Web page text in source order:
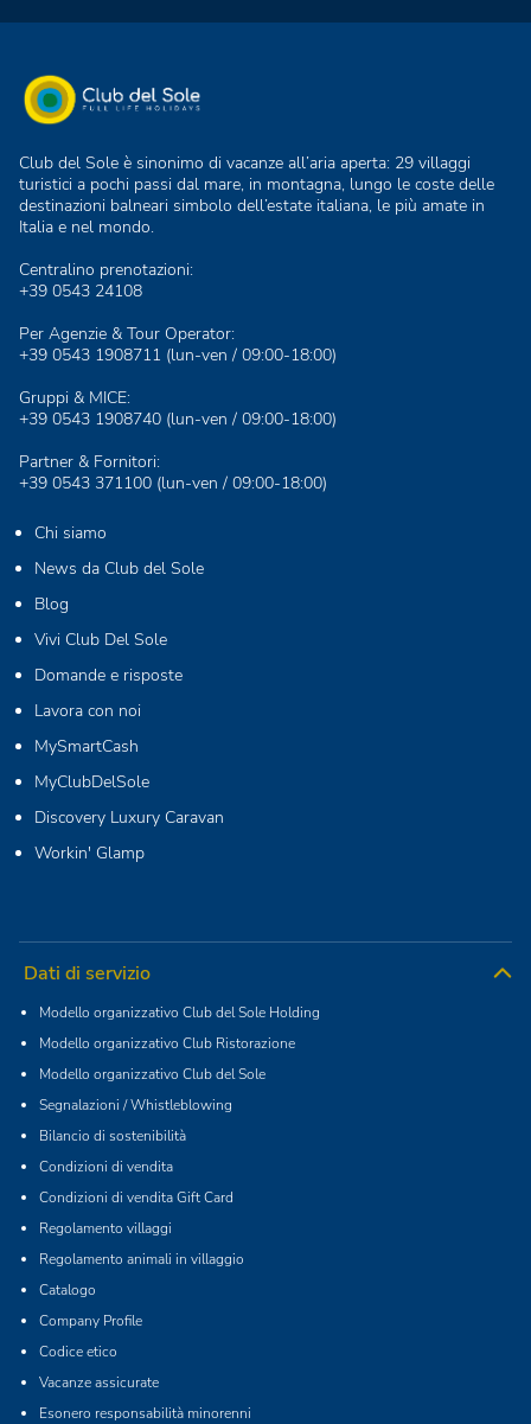
Club del Sole è sinonimo di vacanze all’aria aperta: 29 villaggi
turistici a pochi passi dal mare, in montagna, lungo le coste delle
destinazioni balneari simbolo dell’estate italiana, le più amate in
Italia e nel mondo.
Centralino prenotazioni:
+39 0543 24108
Per Agenzie & Tour Operator:
+39 0543 1908711 (lun-ven / 09:00-18:00)
Gruppi & MICE:
+39 0543 1908740 (lun-ven / 09:00-18:00)
Partner & Fornitori:
+39 0543 371100 (lun-ven / 09:00-18:00)
Chi siamo
News da Club del Sole
Blog
Vivi Club Del Sole
Domande e risposte
Lavora con noi
MySmartCash
MyClubDelSole
Discovery Luxury Caravan
Workin' Glamp
Dati di servizio
Modello organizzativo Club del Sole Holding
Modello organizzativo Club Ristorazione
Modello organizzativo Club del Sole
Segnalazioni / Whistleblowing
Bilancio di sostenibilità
Condizioni di vendita
Condizioni di vendita Gift Card
Regolamento villaggi
Regolamento animali in villaggio
Catalogo
Company Profile
Codice etico
Vacanze assicurate
Esonero responsabilità minorenni